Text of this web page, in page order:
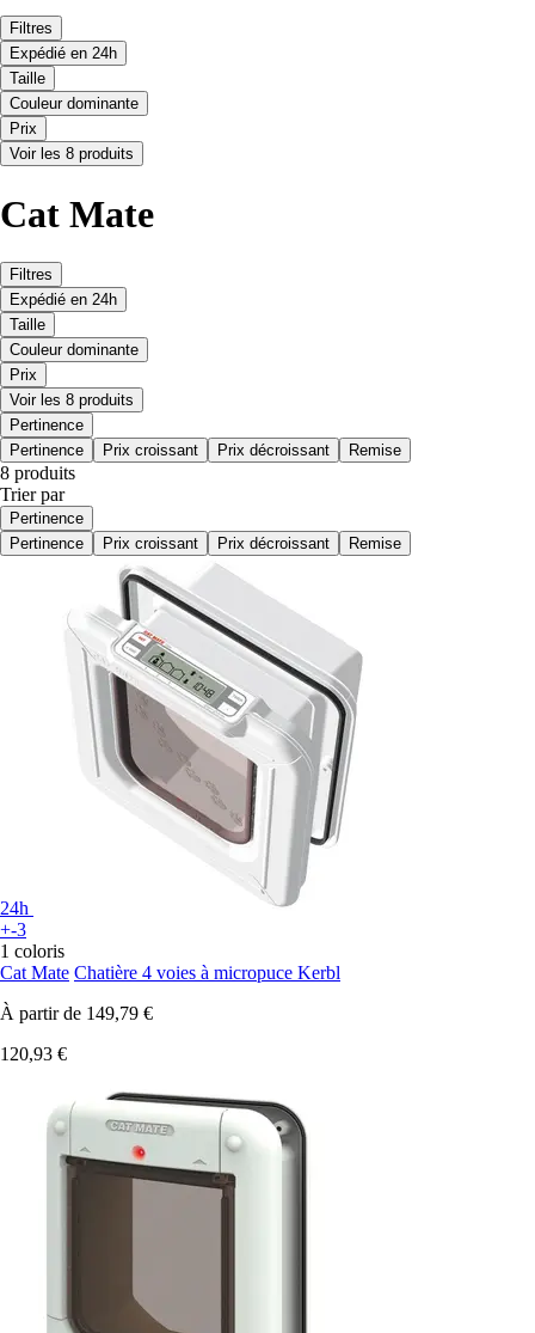
Filtres
Expédié en 24h
Taille
Couleur dominante
Prix
Voir les 8 produits
Cat Mate
Filtres
Expédié en 24h
Taille
Couleur dominante
Prix
Voir les 8 produits
Pertinence
Pertinence
Prix croissant Prix décroissant Remise
8 produits
Trier par
Pertinence
Pertinence
Prix croissant Prix décroissant Remise
24h
+-3
1 coloris
Cat Mate Chatière 4 voies à micropuce Kerbl
À partir de 149,79 €
120,93 €